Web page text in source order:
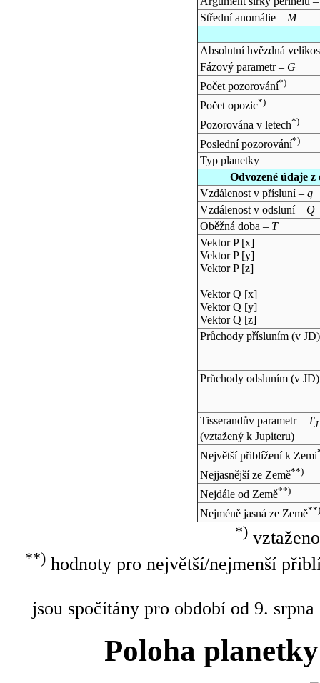
Střední anomálie – M
Absolutní hvězdná
Fázový parametr – G
Počet pozorování*)
Počet opozic*)
Pozorována v letech*)
Poslední pozorování*)
Typ planetky
Odvozené údaje
Vzdálenost v přísluní – q
Vzdálenost v odsluní – Q
Oběžná doba – T
Vektor P [x]
Vektor P [y]
Vektor P [z]
Vektor Q [x]
Vektor Q [y]
Vektor Q [z]
Průchody přísluním (v JD)
Průchody odsluním (v JD)
Tisserandův parametr – TJ
(vztažený k Jupiteru)
Největší přiblížení k Zemi
Nejjasnější ze Země**)
Nejdále od Země**)
Nejméně jasná ze Země**)
*)
**)hodnoty pro největší/nejmenší
jsou spočítány pro období od 9.
Poloha